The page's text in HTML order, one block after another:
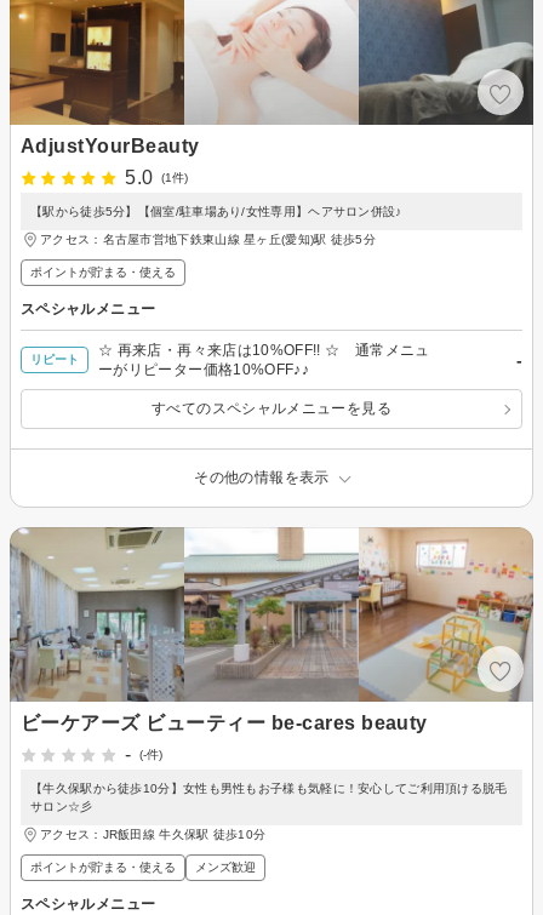
AdjustYourBeauty
5.0
(1件)
【駅から徒歩5分】【個室/駐車場あり/女性専用】ヘアサロン併設♪
アクセス：名古屋市営地下鉄東山線 星ヶ丘(愛知)駅 徒歩5分
ポイントが貯まる・使える
スペシャルメニュー
リピート
☆ 再来店・再々来店は10%OFF!! ☆ 通常メニュ
ーがリピーター価格10%OFF♪♪
-
すべてのスペシャルメニューを見る
その他の情報を表示
ビーケアーズ ビューティー be-cares beauty
-
(-件)
【牛久保駅から徒歩10分】女性も男性もお子様も気軽に！安心してご利用頂ける脱毛
サロン☆彡
アクセス：JR飯田線 牛久保駅 徒歩10分
ポイントが貯まる・使える メンズ歓迎
スペシャルメニュー